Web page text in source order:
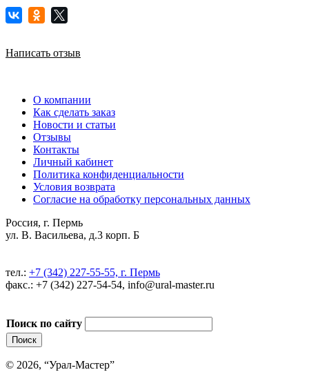
Написать отзыв
О компании
Как сделать заказ
Новости и статьи
Отзывы
Контакты
Личный кабинет
Политика конфиденциальности
Условия возврата
Согласие на обработку персональных данных
Россия, г. Пермь
ул. В. Васильева, д.3 корп. Б
тел.: +7 (342) 227-55-55, г. Пермь
факс.: +7 (342) 227-54-54, info@ural-master.ru
Поиск по сайту
© 2026, “Урал-Мастер”